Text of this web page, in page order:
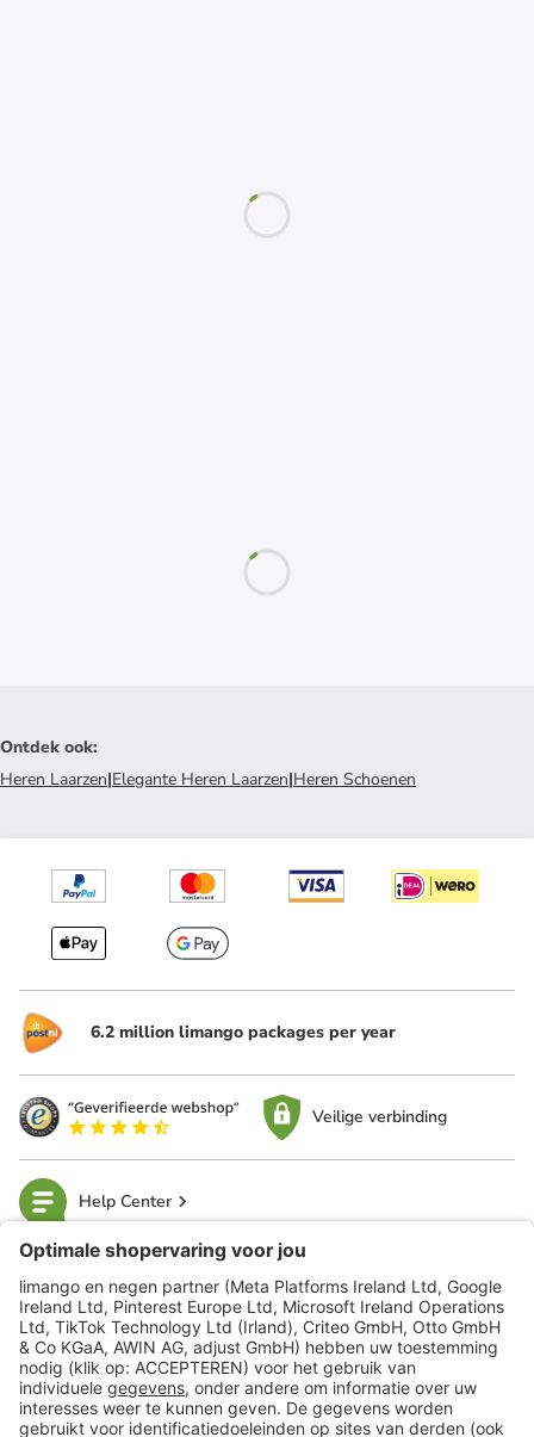
Ontdek ook:
Heren Laarzen|Elegante Heren Laarzen|Heren Schoenen
6.2 million limango packages per year
Veilige verbinding
Help Center
limango
Veilig winkelen
Klantenservice